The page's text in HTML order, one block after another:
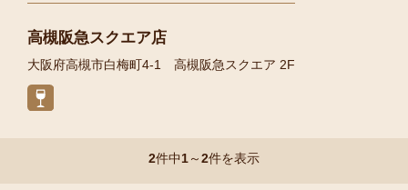
高槻阪急スクエア店
大阪府高槻市白梅町4-1 高槻阪急スクエア 2F
2件中1～2件を表示